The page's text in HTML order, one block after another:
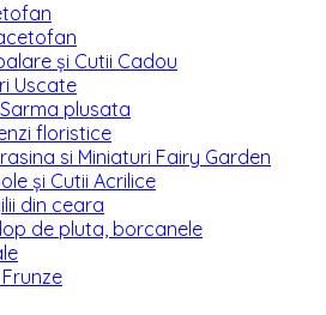
și Cutii Cadou
Uscate
plusata
floristice
si Miniaturi Fairy Garden
și Cutii Acrilice
din ceara
de pluta, borcanele